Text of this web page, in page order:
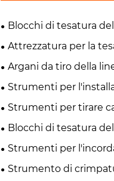
Blocchi di tesatura
Attrezzatura per la
Argani da tiro della
Strumenti per
Strumenti per tirare
Blocchi di tesatura
Strumenti per
Strumento di